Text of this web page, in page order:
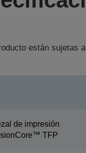
están sujetas
de impresión
TFP